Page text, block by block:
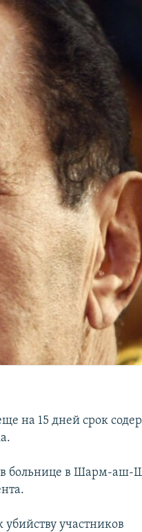
на 15 дней срок
в больнице в Шарм-аш-
убийству участников